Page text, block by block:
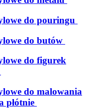
do pouringu
do butów
do figurek
do malowania
płótnie